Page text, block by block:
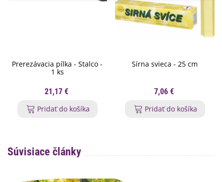
Prerezávacia pílka - Stalco -
1 ks
21,17 €
Pridať do košíka
Sírna svieca - 25 cm
7,06 €
Pridať do košíka
Súvisiace články